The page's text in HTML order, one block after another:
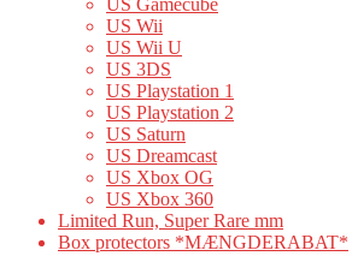
US Gamecube
US Wii
US Wii U
US 3DS
US Playstation 1
US Playstation 2
US Saturn
US Dreamcast
US Xbox OG
US Xbox 360
Limited Run, Super Rare mm
Box protectors *MÆNGDERABAT*